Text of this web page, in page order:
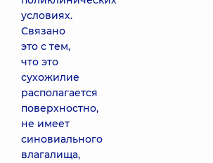
условиях.
Связано
это с тем,
что это
сухожилие
располагается
поверхностно,
не имеет
синовиального
влагалища,